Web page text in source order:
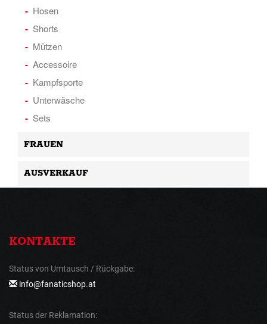
Hosen
Shorts
Mützen
Accessoire
Kampfsporte
Unterwäsche
Sets
FRAUEN
AUSVERKAUF
KONTAKTE
Status von Umtausch / Rückgabe:
info@fanaticshop.at
Status der Reklamation: